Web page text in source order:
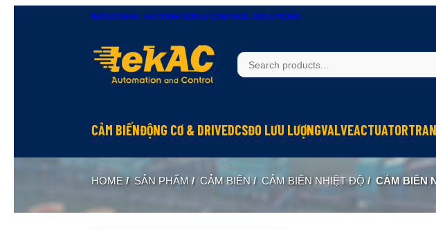
INDUSTRIAL AUTOMATION & CONTROL SOLUTIONS
CẢM BIẾNĐỘNG CƠ & DRIVEDCSĐO LƯU LƯỢNGVALVEACTUATOR
HOME / SẢN PHẨM / CẢM BIẾN / CẢM BIẾN NHIỆT ĐỘ / CẢM BIẾN